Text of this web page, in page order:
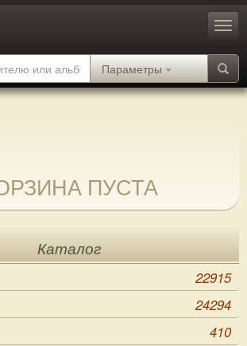
Параметры
ПУСТА
Каталог
22915
24294
410